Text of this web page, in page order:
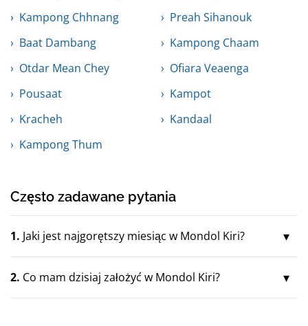
Kampong Chhnang
Preah Sihanouk
Baat Dambang
Kampong Chaam
Otdar Mean Chey
Ofiara Veaenga
Pousaat
Kampot
Kracheh
Kandaal
Kampong Thum
Często zadawane pytania
1. Jaki jest najgorętszy miesiąc w Mondol Kiri?
2. Co mam dzisiaj założyć w Mondol Kiri?